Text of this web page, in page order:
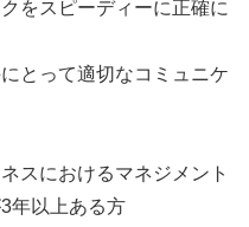
をスピーディーに正確に
とって適切なコミュニケ
スにおけるマネジメント
年以上ある方